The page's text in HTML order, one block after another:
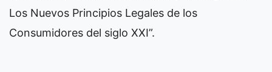
Los Nuevos Principios Legales de los
Consumidores del siglo XXI”.